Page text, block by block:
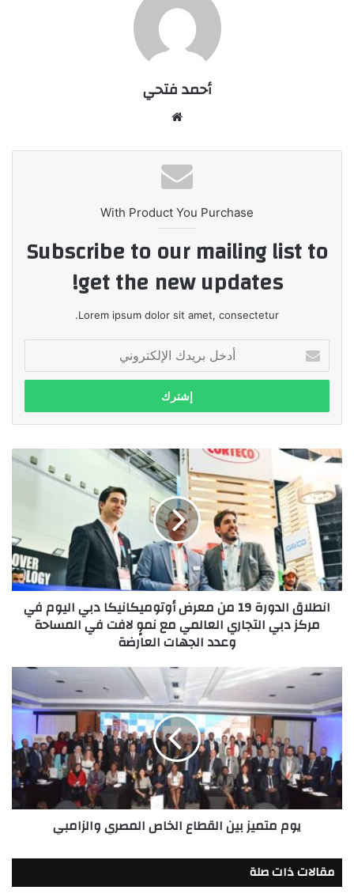
أحمد فتحي
With Product You Purchase
Subscribe to our mailing list to
get the new updates!
Lorem ipsum dolor sit amet, consectetur.
بريدك
الإلكتروني
انطلاق
19
من
معرض
أوتوميكانيكا
دبي
اليوم
في
مركز
لافت
في
المساحة
وعدد
الجهات
العارضة
انطلاق الدورة 19 من معرض أوتوميكانيكا دبي اليوم في
مركز دبي التجاري العالمي مع نموٍ لافت في المساحة
وعدد الجهات العارضة
يوم
بين
القطاع
المصري
والزامبي
يوم متميز بين القطاع الخاص المصري والزامبي
مقالات ذات صلة